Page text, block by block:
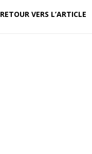
RETOUR VERS L’ARTICLE